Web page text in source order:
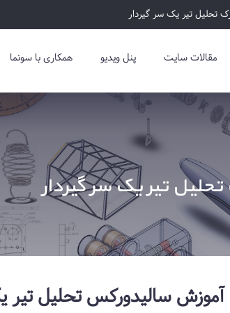
تحلیل تیر یک سر گیردار
مقالات سایت پنل ویدیو همکاری با سونما
تیر یک سر گیردار
آموزش سالیدورکس تحلیل تیر